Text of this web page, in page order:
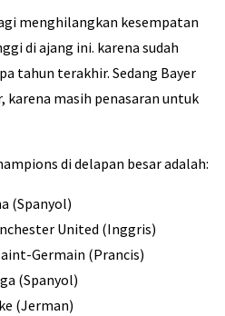
menghilangkan kesempatan
di ajang ini. karena sudah
tahun terakhir. Sedang Bayer
karena masih penasaran untuk
di delapan besar adalah:
(Spanyol)
United (Inggris)
Germain (Prancis)
(Spanyol)
(Jerman)